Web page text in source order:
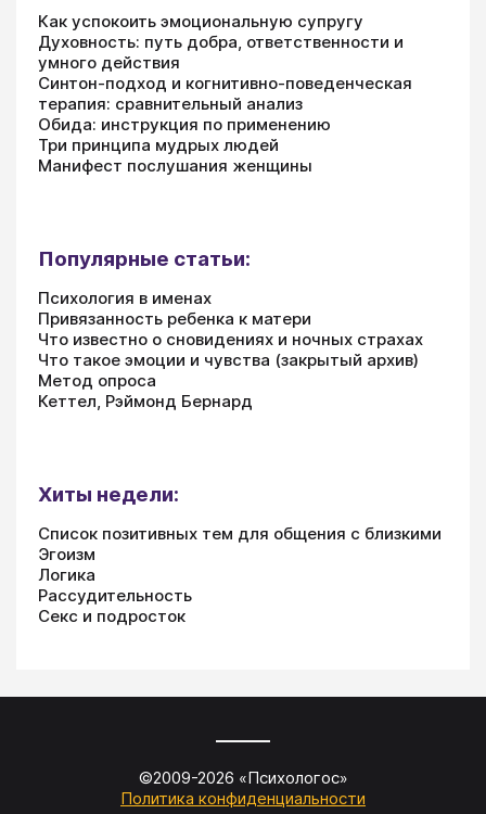
Как успокоить эмоциональную супругу
Духовность: путь добра, ответственности и
умного действия
Синтон-подход и когнитивно-поведенческая
терапия: сравнительный анализ
Обида: инструкция по применению
Три принципа мудрых людей
Манифест послушания женщины
Популярные статьи:
Психология в именах
Привязанность ребенка к матери
Что известно о сновидениях и ночных страхах
Что такое эмоции и чувства (закрытый архив)
Метод опроса
Кеттел, Рэймонд Бернард
Хиты недели:
Список позитивных тем для общения с близкими
Эгоизм
Логика
Рассудительность
Секс и подросток
©2009-2026 «Психологос»
Политика конфиденциальности